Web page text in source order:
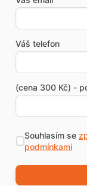
Váš telefon
(cena 300 Kč) -
Souhlasím se
podmínkami